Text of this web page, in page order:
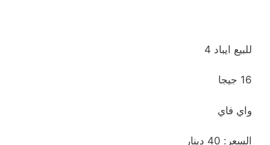
للبيع ايباد 4
16 جيجا
واي فاي
السعر: 40 دينار